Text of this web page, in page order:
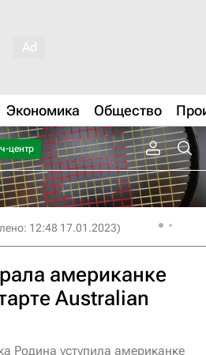
Экономика Общество
центр
12:48 17.01.2023)
американке
Australian
Родина уступила американке